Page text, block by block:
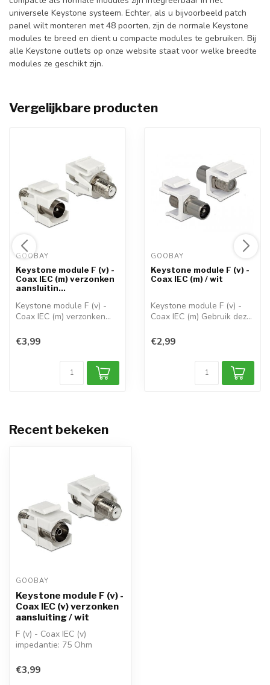
universele Keystone systeem. Echter, als u bijvoorbeeld patch
panel wilt monteren met 48 poorten, zijn de normale Keystone
modules te breed en dient u compacte modules te gebruiken. Bij
alle Keystone outlets op onze website staat voor welke breedte
modules ze geschikt zijn.
Vergelijkbare producten
GOOBAY
Keystone module F (v) -
Coax IEC (m) verzonken
aansluitin...
Keystone module F (v) -
Coax IEC (m) verzonken
€3,99
GOOBAY
Keystone module F (v) -
Coax IEC (m) / wit
Keystone module F (v) -
Coax IEC (m) Gebruik deze
€2,99
Recent bekeken
GOOBAY
Keystone module F (v) -
Coax IEC (v) verzonken
aansluiting / wit
F (v) - Coax IEC (v)
impedantie: 75 Ohm
afmetingen (BxHxD):...
€3,99